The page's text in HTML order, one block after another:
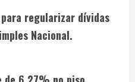
regularizar dívidas
Nacional.